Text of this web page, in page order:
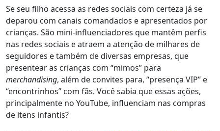
Se seu filho acessa as redes sociais com certeza já se
deparou com canais comandados e apresentados por
crianças. São mini-influenciadores que mantêm perfis
nas redes sociais e atraem a atenção de milhares de
seguidores e também de diversas empresas, que
presentear as crianças com “mimos” para
merchandising, além de convites para, “presença VIP” e
“encontrinhos” com fãs. Você sabia que essas ações,
principalmente no YouTube, influenciam nas compras
de itens infantis?